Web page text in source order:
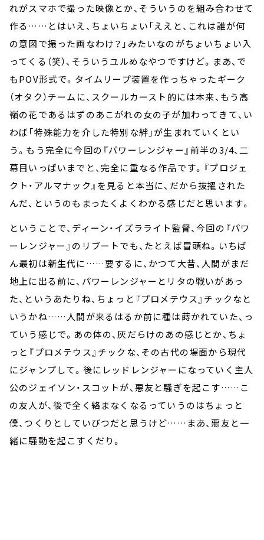
れがスマホで撮った映像とか、そういうのを組み合わせて
作る……とはいえ、ちょいちょい「ええと、これは誰が何
の意図で撮った画なわけ？」みたいなのがちょいちょい入
ってくる（笑）、そういうユルめなやつですけど。まあ、で
もPOV形式で。タイムリープ装置を作っちゃったギーク
（オタク）チームに、スクールカースト的には本来、もう高
嶺の花であるはずのあこがれの女の子が加わってきて、い
わば「特殊能力を介した特別な絆」が生まれていくとい
う。もう完全に今回の『パワーレンジャー』前半の3/4、二
幕目いっぱいまでと、完全に重なる作品です。『プロジェ
クト・アルマナック』を見ると本当に、だから抜擢された
んだ、というのもまったくよくわかる感じだと思います。
ということで、ディーン・イズラライト監督、今回の『パワ
ーレンジャー』のリブートでも、たとえば冒頭ね。いちば
ん最初は新生代に……要するに、かつて大昔、人間がまだ
地上に出る前に、パワーレンジャーとリタの戦いがあっ
た、というあたりね、ちょっと『プロメテウス』チックなと
いうかね……人間が来るはるか前に種は蒔かれていた、っ
ていう感じで。あの体の、灰だらけのあの感じとか、ちょ
っと『プロメテウス』チックな、その古代の場面から現代
にジャンプして。後にレッドレンジャーになっていく主人
公のジェイソン・スコットが、悪友と騒ぎを起こす……こ
の友人が、後で全く絡まなくなるっていうのはちょっと
僕、つくりとしていびつだと思うけど……まあ、悪友と一
緒に騒動を起こすくだり。